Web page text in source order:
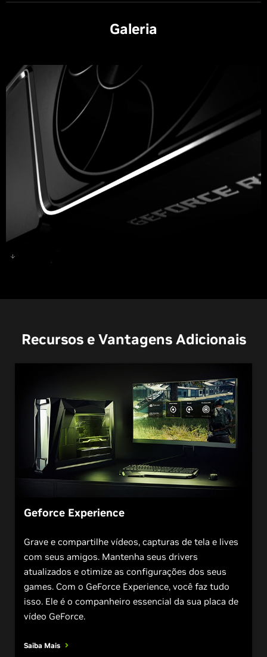
Galeria
Recursos e Vantagens Adicionais
Geforce Experience
Grave e compartilhe vídeos, capturas de tela e lives
com seus amigos. Mantenha seus drivers
atualizados e otimize as configurações dos seus
games. Com o GeForce Experience, você faz tudo
isso. Ele é o companheiro essencial da sua placa de
vídeo GeForce.
Saiba Mais